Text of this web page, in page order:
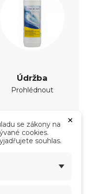
Údržba
Prohlédnout
×
se zákony na
cookies.
souhlas.